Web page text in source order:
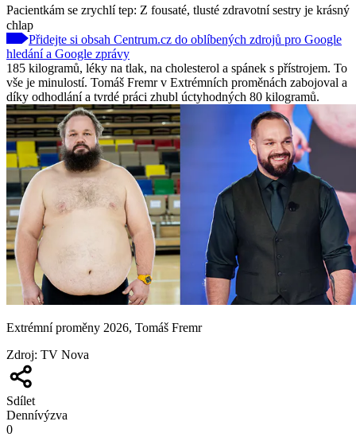
Pacientkám se zrychlí tep: Z fousaté, tlusté zdravotní sestry je krásný
chlap
Přidejte si obsah Centrum.cz do oblíbených zdrojů pro Google
hledání a Google zprávy
185 kilogramů, léky na tlak, na cholesterol a spánek s přístrojem. To
vše je minulostí. Tomáš Fremr v Extrémních proměnách zabojoval a
díky odhodlání a tvrdé práci zhubl úctyhodných 80 kilogramů.
Extrémní proměny 2026, Tomáš Fremr
Zdroj: TV Nova
Sdílet
Dennívýzva
0